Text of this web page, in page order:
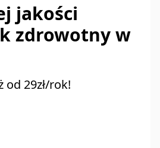
jakości
zdrowotny w
od 29zł/rok!